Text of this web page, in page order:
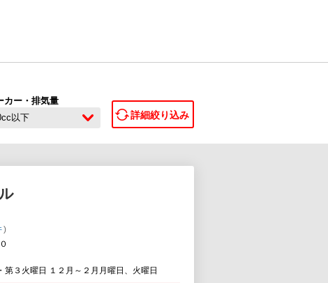
カー・排気量
以下
詳細絞り込み
)
第３火曜日 １２月～２月月曜日、火曜日